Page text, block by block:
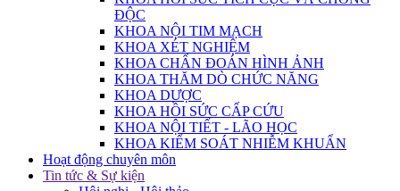
ĐỘC
KHOA NỘI TIM MẠCH
KHOA XÉT NGHIỆM
KHOA CHẨN ĐOÁN HÌNH ẢNH
KHOA THĂM DÒ CHỨC NĂNG
KHOA DƯỢC
KHOA HỒI SỨC CẤP CỨU
KHOA NỘI TIẾT - LÃO HỌC
KHOA KIỂM SOÁT NHIỄM KHUẨN
Hoạt động chuyên môn
Tin tức & Sự kiện